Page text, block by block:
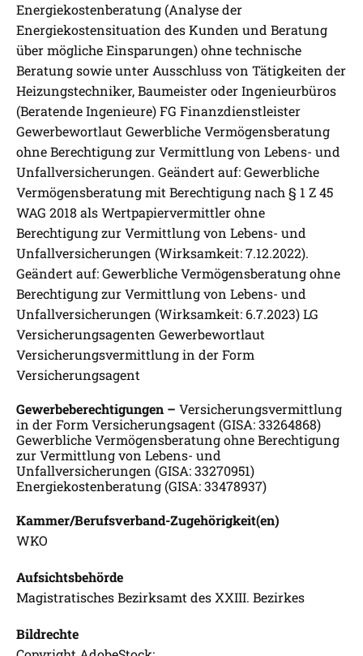
Energiekostenberatung (Analyse der
Energiekostensituation des Kunden und Beratung
über mögliche Einsparungen) ohne technische
Beratung sowie unter Ausschluss von Tätigkeiten der
Heizungstechniker, Baumeister oder Ingenieurbüros
(Beratende Ingenieure) FG Finanzdienstleister
Gewerbewortlaut Gewerbliche Vermögensberatung
ohne Berechtigung zur Vermittlung von Lebens- und
Unfallversicherungen. Geändert auf: Gewerbliche
Vermögensberatung mit Berechtigung nach § 1 Z 45
WAG 2018 als Wertpapiervermittler ohne
Berechtigung zur Vermittlung von Lebens- und
Unfallversicherungen (Wirksamkeit: 7.12.2022).
Geändert auf: Gewerbliche Vermögensberatung ohne
Berechtigung zur Vermittlung von Lebens- und
Unfallversicherungen (Wirksamkeit: 6.7.2023) LG
Versicherungsagenten Gewerbewortlaut
Versicherungsvermittlung in der Form
Versicherungsagent
Gewerbeberechtigungen – Versicherungsvermittlung
in der Form Versicherungsagent (GISA: 33264868)
Gewerbliche Vermögensberatung ohne Berechtigung
zur Vermittlung von Lebens- und
Unfallversicherungen (GISA: 33270951)
Energiekostenberatung (GISA: 33478937)
Kammer/Berufsverband-Zugehörigkeit(en)
WKO
Aufsichtsbehörde
Magistratisches Bezirksamt des XXIII. Bezirkes
Bildrechte